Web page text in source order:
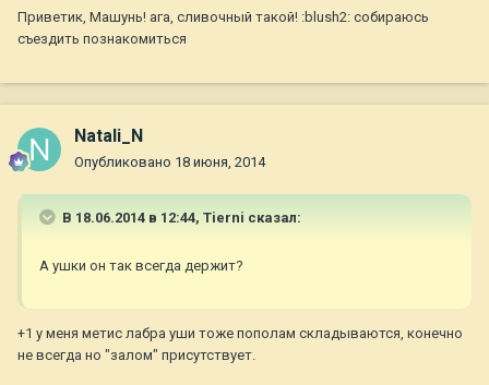
Приветик, Машунь! ага, сливочный такой! :blush2: собираюсь
съездить познакомиться
Natali_N
Опубликовано 18 июня, 2014
В 18.06.2014 в 12:44, Tierni сказал:
А ушки он так всегда держит?
+1 у меня метис лабра уши тоже пополам складываются, конечно
не всегда но "залом" присутствует.